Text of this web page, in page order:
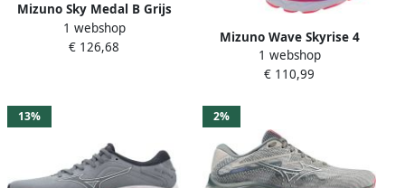
Mizuno Sky Medal Β Grijs
Suede Lage sneakers
Unisex
1 webshop
€ 126,68
Mizuno Wave Skyrise 4
J1GD230971 Vrouwen Grijs
Hardloopschoenen
1 webshop
€ 110,99
13% 2%